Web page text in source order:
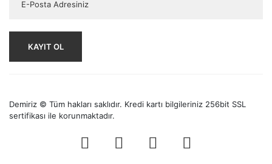
KAYIT OL
Demiriz © Tüm hakları saklıdır. Kredi kartı bilgileriniz 256bit SSL
sertifikası ile korunmaktadır.